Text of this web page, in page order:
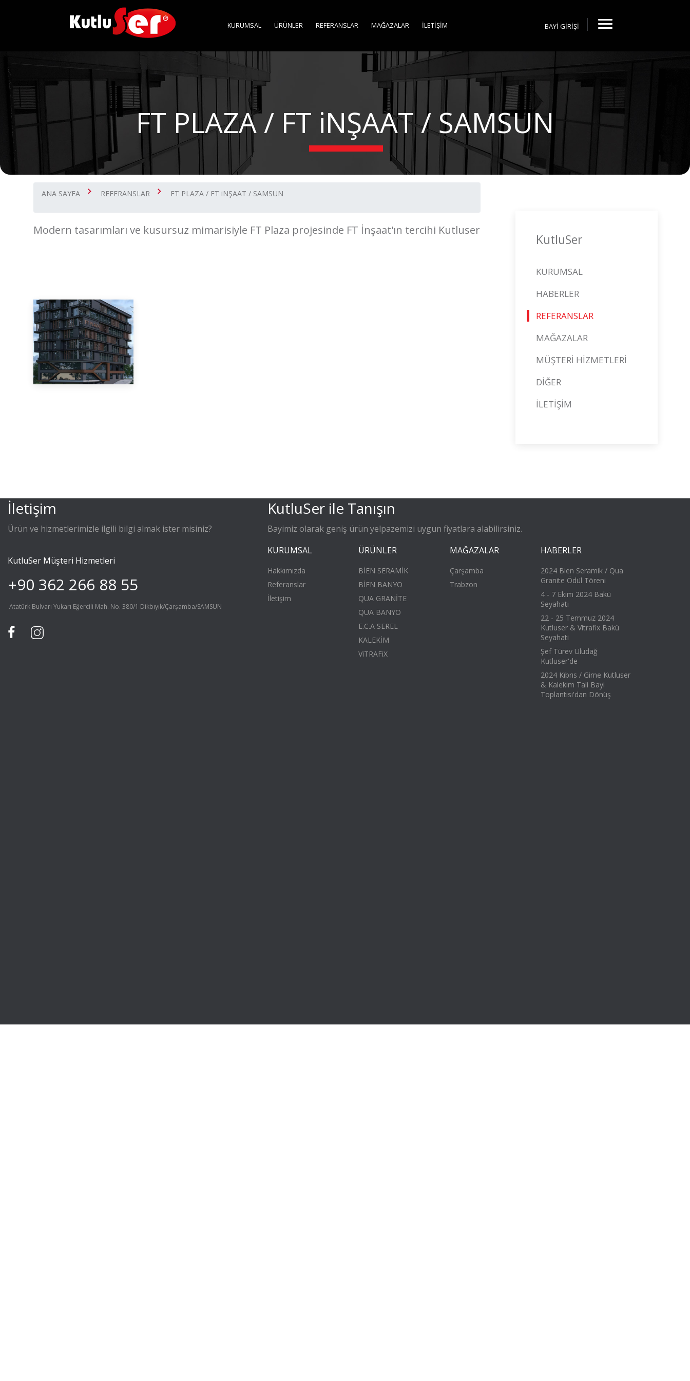
KURUMSAL ÜRÜNLER REFERANSLAR MAĞAZALAR İLETİŞİM BAYİ GİRİŞİ
FT PLAZA / FT iNŞAAT / SAMSUN
ANA SAYFA REFERANSLAR FT PLAZA / FT iNŞAAT / SAMSUN
Modern tasarımları ve kusursuz mimarisiyle FT Plaza projesinde FT İnşaat'ın tercihi Kutluser
KutluSer
KURUMSAL
HABERLER
REFERANSLAR
MAĞAZALAR
MÜŞTERİ HİZMETLERİ
DİĞER
İLETİŞİM
İletişim
Ürün ve hizmetlerimizle ilgili bilgi almak ister misiniz?
KutluSer Müşteri Hizmetleri
+90 362 266 88 55
Atatürk Bulvarı Yukarı Eğercili Mah. No. 380/1 Dikbıyık/Çarşamba/SAMSUN
KutluSer ile Tanışın
Bayimiz olarak geniş ürün yelpazemizi uygun fiyatlara alabilirsiniz.
KURUMSAL
Hakkımızda
Referanslar
İletişim
ÜRÜNLER
BİEN SERAMİK
BİEN BANYO
QUA GRANİTE
QUA BANYO
E.C.A SEREL
KALEKİM
ViTRAFiX
MAĞAZALAR
Çarşamba
Trabzon
HABERLER
2024 Bien Seramik / Qua
Granite Ödül Töreni
4 - 7 Ekim 2024 Bakü
Seyahati
22 - 25 Temmuz 2024
Kutluser & Vitrafix Bakü
Seyahati
Şef Türev Uludağ
Kutluser'de
2024 Kıbrıs / Girne Kutluser
& Kalekim Tali Bayi
Toplantısı'dan Dönüş